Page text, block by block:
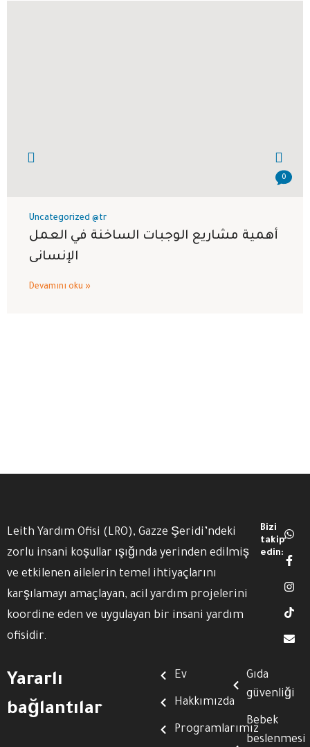
0
Uncategorized @tr
أهمية مشاريع الوجبات الساخنة في العمل
الإنسانى
Devamını oku »
Leith Yardım Ofisi (LRO), Gazze Şeridi’ndeki
zorlu insani koşullar ışığında yerinden edilmiş
ve etkilenen ailelerin temel ihtiyaçlarını
karşılamayı amaçlayan, acil yardım projelerini
koordine eden ve uygulayan bir insani yardım
ofisidir.
Bizi
takip
edin:
Yararlı
bağlantılar
Ev
Hakkımızda
Programlarımız
Gıda
güvenliği
Bebek
beslenmesi